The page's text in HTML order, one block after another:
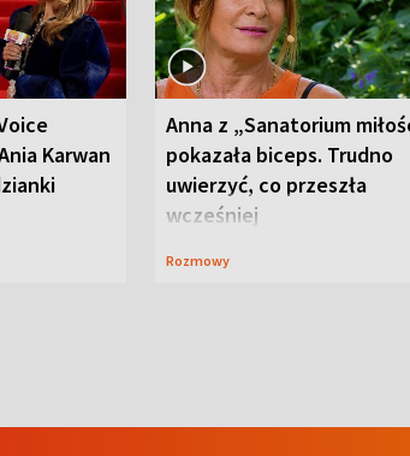
Karwan
Anna z „Sanatorium
pokazała biceps. Trudno
uwierzyć, co przeszła
wcześniej
Rozmowy